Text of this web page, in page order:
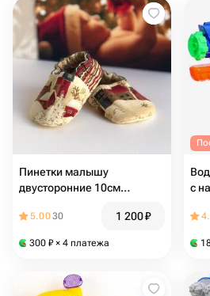
Пинетки малышу
двусторонние 10см
5.0030 1 200₽
300 ₽ × 4 платежа
с